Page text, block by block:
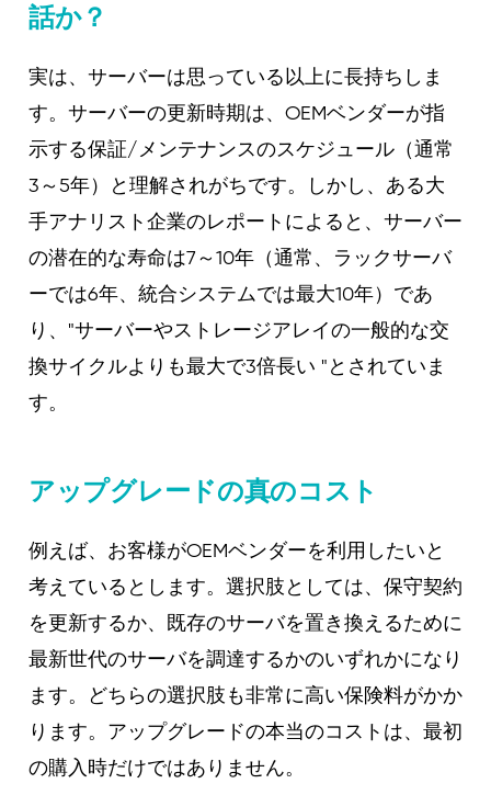
話か？
実は、サーバーは思っている以上に長持ちしま
す。サーバーの更新時期は、OEMベンダーが指
示する保証/メンテナンスのスケジュール（通常
3～5年）と理解されがちです。しかし、ある大
手アナリスト企業のレポートによると、サーバー
の潜在的な寿命は7～10年（通常、ラックサーバ
ーでは6年、統合システムでは最大10年）であ
り、"サーバーやストレージアレイの一般的な交
換サイクルよりも最大で3倍長い "とされていま
す。
アップグレードの真のコスト
例えば、お客様がOEMベンダーを利用したいと
考えているとします。選択肢としては、保守契約
を更新するか、既存のサーバを置き換えるために
最新世代のサーバを調達するかのいずれかになり
ます。どちらの選択肢も非常に高い保険料がかか
ります。アップグレードの本当のコストは、最初
の購入時だけではありません。